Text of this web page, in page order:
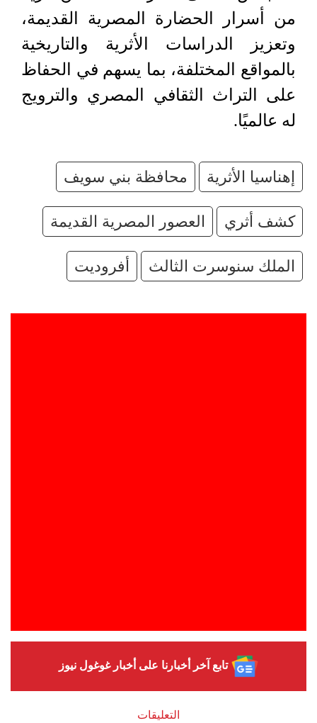
من أسرار الحضارة المصرية القديمة،
وتعزيز الدراسات الأثرية والتاريخية
بالمواقع المختلفة، بما يسهم في الحفاظ
على التراث الثقافي المصري والترويج
له عالميًا.
إهناسيا الأثرية محافظة بني سويف
كشف أثري العصور المصرية القديمة
الملك سنوسرت الثالث أفروديت
تابع آخر أخبارنا على أخبار غوغول نيوز
التعليقات